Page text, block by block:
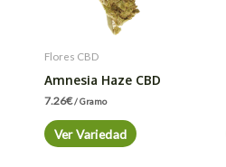
Flores CBD
Amnesia Haze CBD
7.26€/ Gramo
Ver Variedad